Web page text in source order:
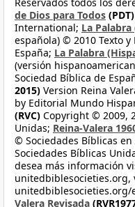
de Dios para Todos (PDT)
International; La Palabra
española) © 2010 Texto
España; La Palabra
(versión
Sociedad Bíblica de
2015) Version Reina
by Editorial Mundo
(RVC) Copyright © 2009,
Unidas; Reina-Valera
© Sociedades Bíblicas
Sociedades Bíblicas
desea más información
unitedbiblesocieties.org,
unitedbiblesocieties.org/
Valera Revisada